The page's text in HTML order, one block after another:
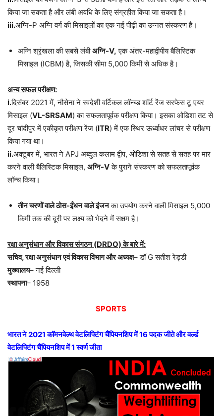
किया जा सकता है और लंबी अवधि के लिए संग्रहीत किया जा सकता है।
iii.अग्नि-P अग्नि वर्ग की मिसाइलों का एक नई पीढ़ी का उन्नत संस्करण है।
अग्नि श्रृंखला की सबसे लंबीअग्नि-V, एक अंतर-महाद्वीपीय बैलिस्टिक
मिसाइल (ICBM) है, जिसकी सीमा 5,000 किमी से अधिक है।
अन्य सफल परीक्षण:
i.दिसंबर 2021 में, नौसेना ने स्वदेशी वर्टिकल लॉन्च्ड शॉर्ट रेंज सरफेस टू एयर
मिसाइल (VL-SRSAM) का सफलतापूर्वक परीक्षण किया। इसका ओडिशा तट से
दूर चांदीपुर में एकीकृत परीक्षण रेंज (ITR) में एक स्थिर ऊर्ध्वाधर लांचर से परीक्षण
किया गया था।
ii.अक्टूबर में, भारत ने APJ अब्दुल कलाम द्वीप, ओडिशा से सतह से सतह पर मार
करने वाली बैलिस्टिक मिसाइल, अग्नि-Vके पुराने संस्करण को सफलतापूर्वक
लॉन्च किया।
तीन चरणों वाले ठोस-ईंधन वाले इंजनका उपयोग करने वाली मिसाइल 5,000
किमी तक की दूरी पर लक्ष्य को भेदने में सक्षम है।
रक्षा अनुसंधान और विकास संगठन (DRDO) के बारे में:
सचिव, रक्षा अनुसंधान एवं विकास विभाग और अध्यक्ष– डॉ G सतीश रेड्डी
मुख्यालय– नई दिल्ली
स्थापना– 1958
SPORTS
भारत ने 2021 कॉमनवेल्थ वेटलिफ्टिंग चैंपियनशिप में 16 पदक जीते और वर्ल्ड
वेटलिफ्टिंग चैंपियनशिप में 1 स्वर्ण जीता